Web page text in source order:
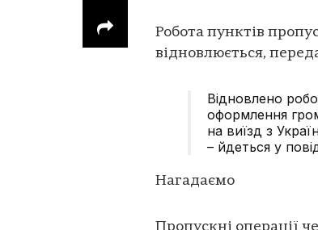
Робота пунктів
відновлюється,
Відновлено
оформлення
на виїзд з
– йдеться у
Нагадаємо